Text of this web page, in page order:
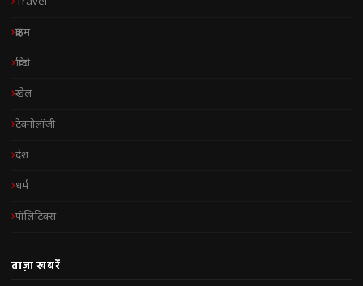
क्राइम
क्रिप्टो
खेल
टेक्नोलॉजी
देश
धर्म
पॉलिटिक्स
ताज़ा खबरें